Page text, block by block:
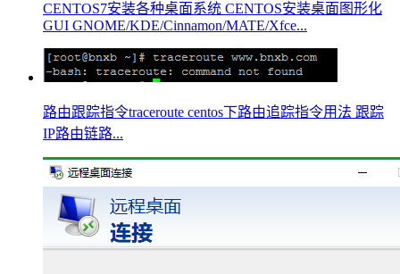
CENTOS7安装各种桌面系统 CENTOS安装桌面图形化
GUI GNOME/KDE/Cinnamon/MATE/Xfce...
路由跟踪指令traceroute centos下路由追踪指令用法 跟踪
IP路由链路...